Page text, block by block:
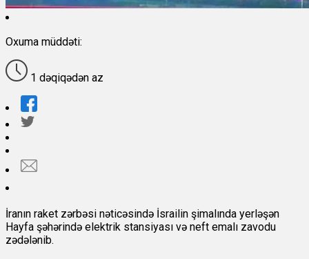
Oxuma müddəti:
1 dəqiqədən az
İranın raket zərbəsi nəticəsində İsrailin şimalında yerləşən
Hayfa şəhərində elektrik stansiyası və neft emalı zavodu
zədələnib.